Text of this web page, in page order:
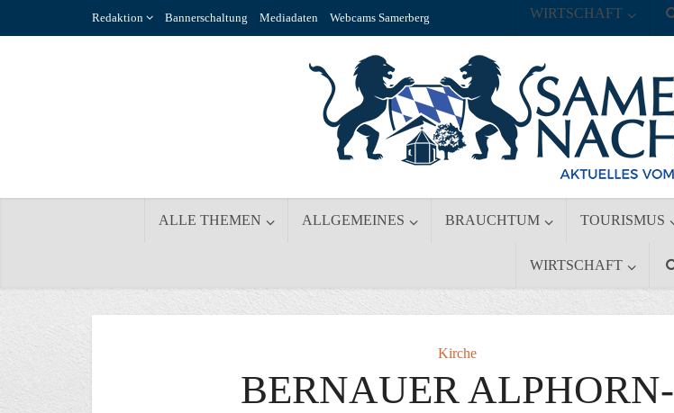
Redaktion Bannerschaltung Mediadaten Webcams Samerberg
ALLE THEMEN ALLGEMEINES BRAUCHTUM TOURISMUS
WIRTSCHAFT
WIRTSCHAFT
Kirche
BERNAUER ALPHORN-